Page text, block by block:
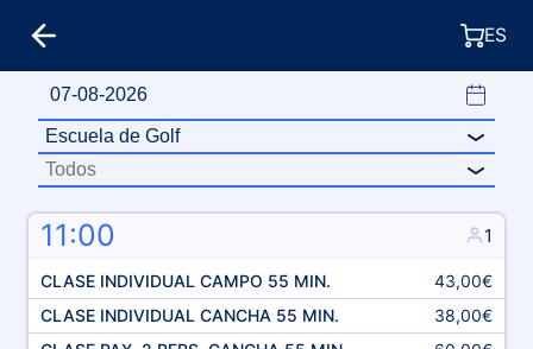
ES
11:00 1
CLASE INDIVIDUAL CAMPO 55 MIN.
43,00€
CLASE INDIVIDUAL CANCHA 55 MIN.
38,00€